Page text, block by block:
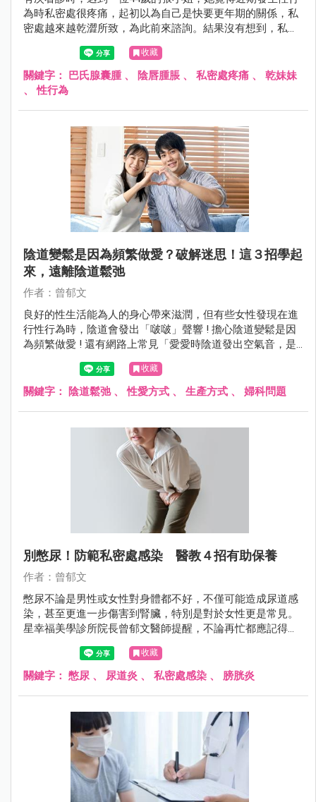
為時私密處很疼痛，起初以為自己是快要更年期的關係，私
密處越來越乾澀所致，為此前來諮詢。結果沒有想到，私密
處的乾澀問題並不是因為快要更年期的關係！究竟還有什麼
原因會導致突然擁有「乾妹妹」？！就讓我們繼續看下去
吧！
收藏
關鍵字： 巴氏腺囊腫、 陰唇腫脹 、 私密處疼痛 、 乾妹妹
、性行為
陰道變鬆是因為頻繁做愛？破解迷思！這３招學起
來，遠離陰道鬆弛
作者：曾郁文
良好的性生活能為人的身心帶來滋潤，但有些女性發現在進
行性行為時，陰道會發出「啵啵」聲響 ! 擔心陰道變鬆是因
為頻繁做愛 ! 還有網路上常見「愛愛時陰道發出空氣音，是
陰道鬆弛嗎？」的說法，今天就來為大家說明陰道鬆弛及預
收藏
關鍵字： 陰道鬆弛、性愛方式 、 生產方式 、 婦科問題
別憋尿！防範私密處感染 醫教４招有助保養
作者：曾郁文
憋尿不論是男性或女性對身體都不好，不僅可能造成尿道感
染，甚至更進一步傷害到腎臟，特別是對於女性更是常見。
星幸福美學診所院長曾郁文醫師提醒，不論再忙都應記得上
廁所，以避免感染情況發生。
收藏
關鍵字： 憋尿 、 尿道炎 、 私密處感染 、 膀胱炎